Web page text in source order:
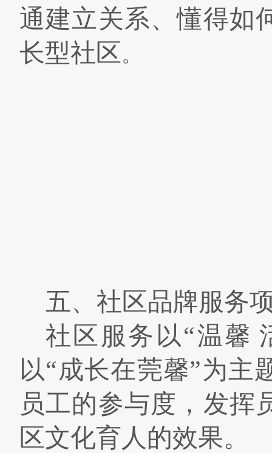
通建立关系、懂得如
长型社区 。
五、社区品牌服务
社区服务以“温馨
以“成长在莞馨”为主
员工的参与度，发挥
区文化育人的效果。